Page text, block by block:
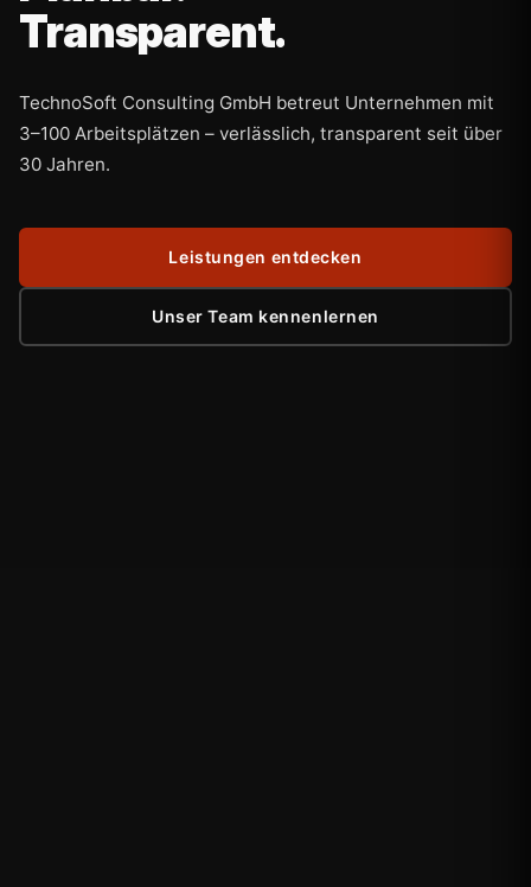
Transparent.
TechnoSoft Consulting GmbH betreut Unternehmen mit
3–100 Arbeitsplätzen – verlässlich, transparent seit über
30 Jahren.
Leistungen entdecken
Unser Team kennenlernen